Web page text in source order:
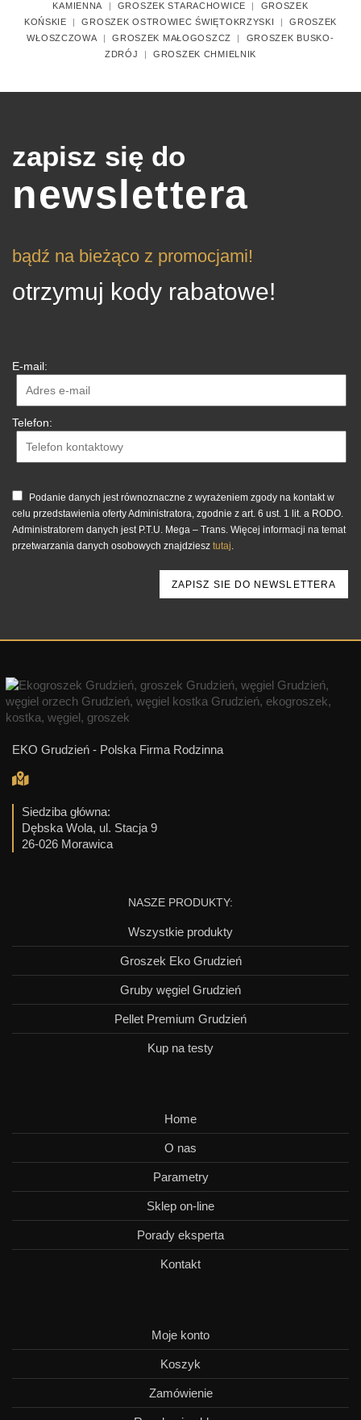
KAMIENNA
GROSZEK STARACHOWICE
GROSZEK
KOŃSKIE |GROSZEK OSTROWIEC ŚWIĘTOKRZYSKI |GROSZEK
WŁOSZCZOWA|GROSZEK MAŁOGOSZCZ
GROSZEK BUSKO-
ZDRÓJ
GROSZEK CHMIELNIK
zapisz się do
newslettera
bądź na bieżąco z promocjami!
otrzymuj kody rabatowe!
E-mail:
Telefon:
Podanie danych jest równoznaczne z wyrażeniem zgody na kontakt w
celu przedstawienia oferty Administratora, zgodnie z art. 6 ust. 1 lit. a RODO.
Administratorem danych jest P.T.U. Mega – Trans. Więcej informacji na temat
przetwarzania danych osobowych znajdziesz tutaj.
EKO Grudzień - Polska Firma Rodzinna
Siedziba główna:
Dębska Wola, ul. Stacja 9
26-026 Morawica
NASZE PRODUKTY:
Wszystkie produkty
Groszek Eko Grudzień
Gruby węgiel Grudzień
Pellet Premium Grudzień
Kup na testy
Home
O nas
Parametry
Sklep on-line
Porady eksperta
Kontakt
Moje konto
Koszyk
Zamówienie